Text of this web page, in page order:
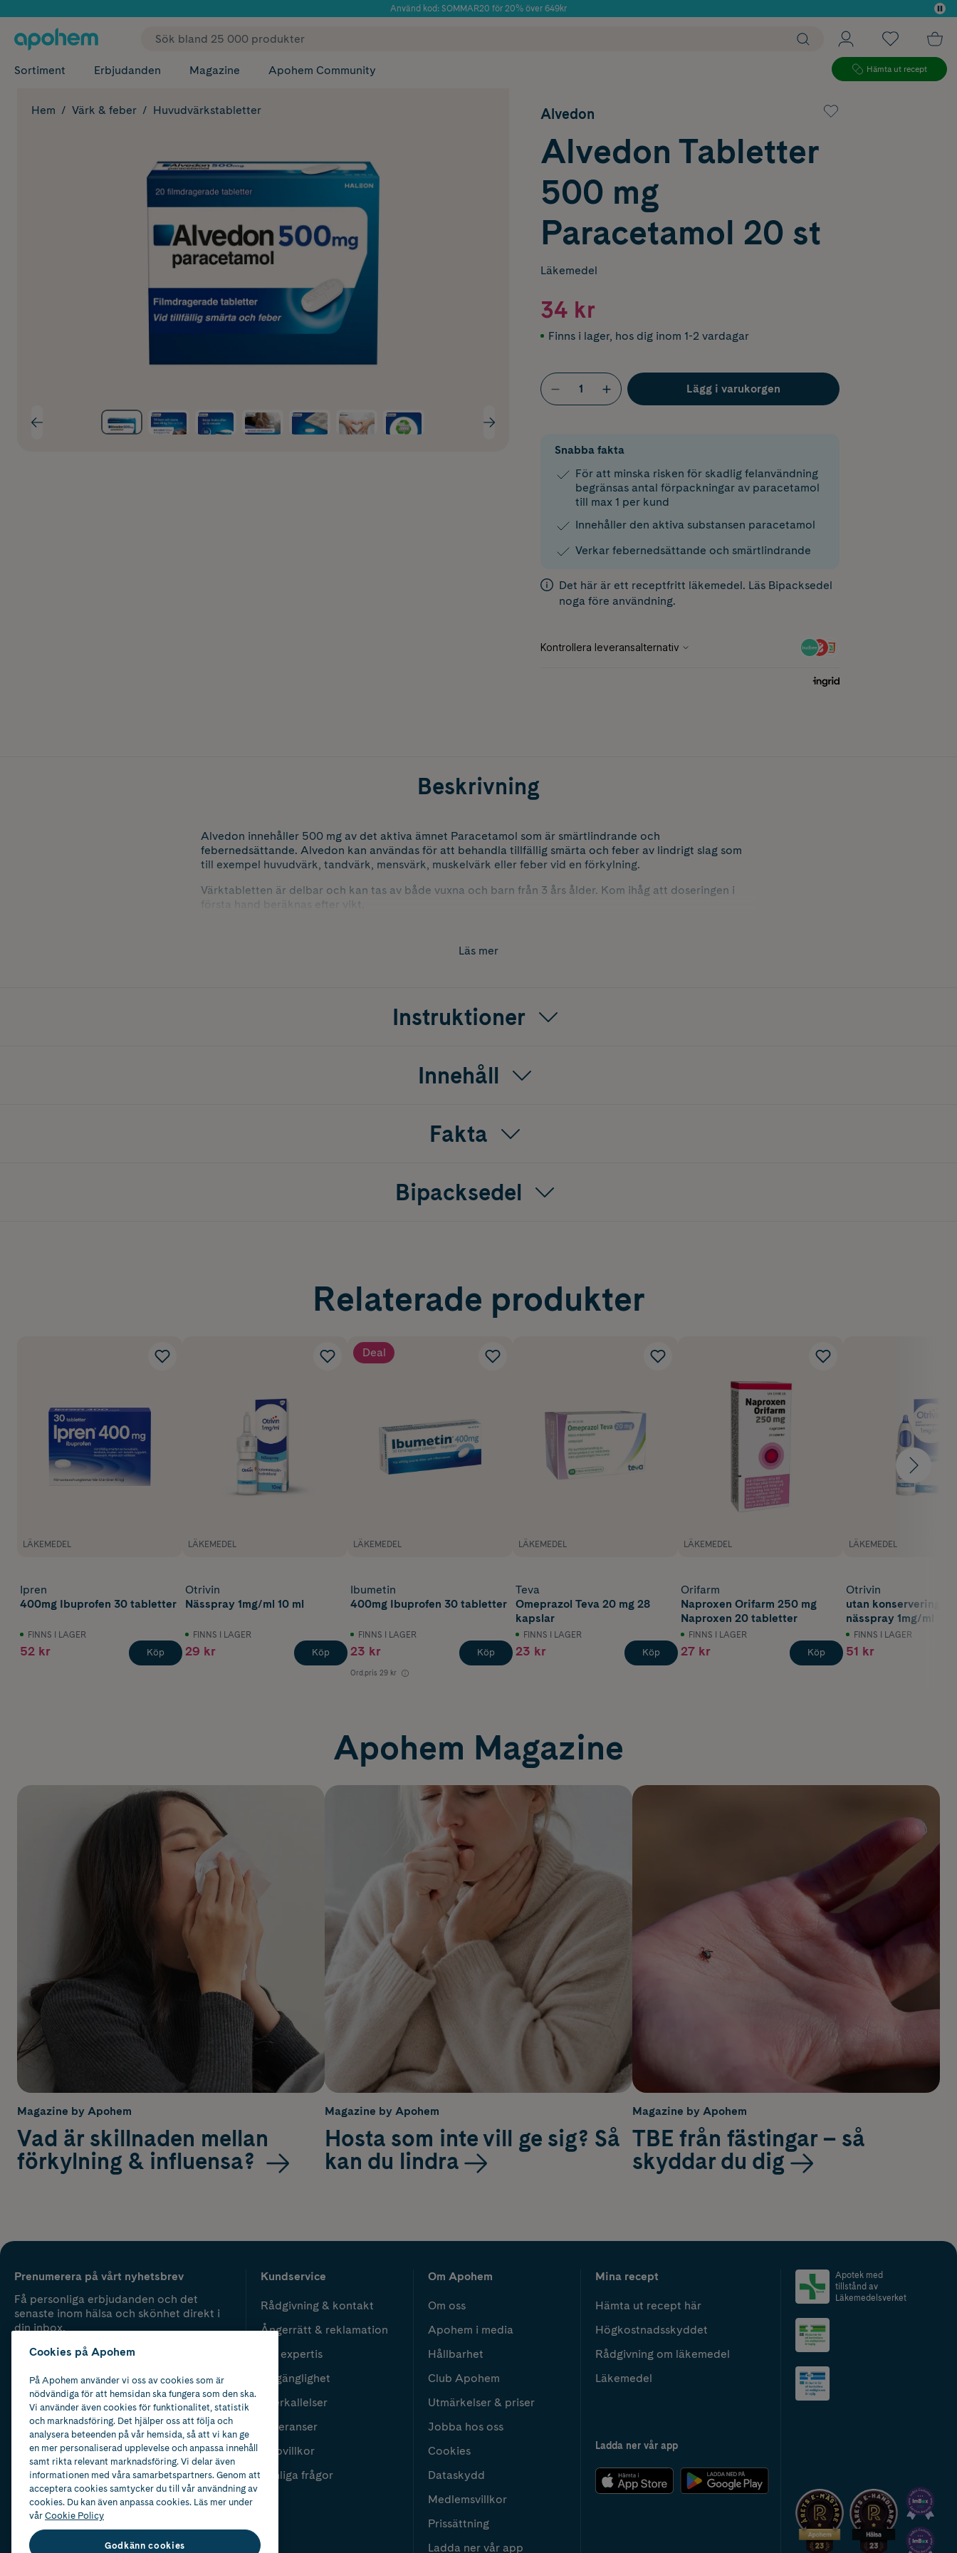
Använd kod: SOMMAR20 för 20% över 649kr
✓ Fri frakt
Sortiment Erbjudanden Magazine Apohem Community Hämta ut recept
Hem Värk & feber Huvudvärkstabletter Alvedon
Alvedon Tabletter
500 mg
Paracetamol 20 st
Läkemedel
34 kr
Finns i lager, hos dig inom 1-2 vardagar
Lägg i varukorgen
Snabba fakta
För att minska risken för skadlig felanvändning
begränsas antal förpackningar av paracetamol
till max 1 per kund
Innehåller den aktiva substansen paracetamol
Verkar febernedsättande och smärtlindrande
Det här är ett receptfritt läkemedel. Läs Bipacksedel
noga före användning.
Beskrivning
Alvedon innehåller 500 mg av det aktiva ämnet Paracetamol som är smärtlindrande och
febernedsättande. Alvedon kan användas för att behandla tillfällig smärta och feber av lindrigt slag som
till exempel huvudvärk, tandvärk, mensvärk, muskelvärk eller feber vid en förkylning.
Värktabletten är delbar och kan tas av både vuxna och barn från 3 års ålder. Kom ihåg att doseringen i
första hand beräknas efter vikt.
Läs mer
Instruktioner
Innehåll
Fakta
Bipacksedel
Relaterade produkter
LÄKEMEDEL
Ipren
400mg Ibuprofen 30 tabletter
FINNS I LAGER
52 kr Köp
LÄKEMEDEL
Otrivin
Nässpray 1mg/ml 10 ml
FINNS I LAGER
29 kr Köp
Deal
LÄKEMEDEL
Ibumetin
400mg Ibuprofen 30 tabletter
FINNS I LAGER
23 kr
Ord.pris 29 kr
Köp
LÄKEMEDEL
Teva
Omeprazol Teva 20 mg 28
kapslar
FINNS I LAGER
23 kr Köp
LÄKEMEDEL
Orifarm
Naproxen Orifarm 250 mg
Naproxen 20 tabletter
FINNS I LAGER
27 kr Köp
LÄKEMEDEL
Otrivin
utan
nässpray 1mg/ml
FINNS I LAGER
51 kr
Apohem Magazine
Magazine by Apohem
Vad är skillnaden mellan
förkylning & influensa?
Magazine by Apohem
Hosta som inte vill ge sig? Så
kan du lindra
Magazine by Apohem
TBE från fästingar – så
skyddar du dig
Prenumerera på vårt nyhetsbrev
Få personliga erbjudanden och det
senaste inom hälsa och skönhet direkt i
din inbox.
Kundservice
Rådgivning & kontakt
Ångerrätt & reklamation
Vår expertis
Tillgänglighet
Återkallelser
Leveranser
Köpvillkor
Vanliga frågor
Om Apohem
Om oss
Apohem i media
Hållbarhet
Club Apohem
Utmärkelser & priser
Jobba hos oss
Cookies
Dataskydd
Medlemsvillkor
Prissättning
Ladda ner vår app
Mina recept
Hämta ut recept här
Högkostnadsskyddet
Rådgivning om läkemedel
Läkemedel
Ladda ner vår app
Apotek med
tillstånd av
Läkemedelsverket
2024
Cookies på Apohem
På Apohem använder vi oss av cookies som är
nödvändiga för att hemsidan ska fungera som den ska.
Vi använder även cookies för funktionalitet, statistik
och marknadsföring. Det hjälper oss att följa och
analysera beteenden på vår hemsida, så att vi kan ge
en mer personaliserad upplevelse och anpassa innehåll
samt rikta relevant marknadsföring. Vi delar även
informationen med våra samarbetspartners. Genom att
acceptera cookies samtycker du till vår användning av
cookies. Du kan även anpassa cookies. Läs mer under
vårCookie Policy
Godkänn cookies